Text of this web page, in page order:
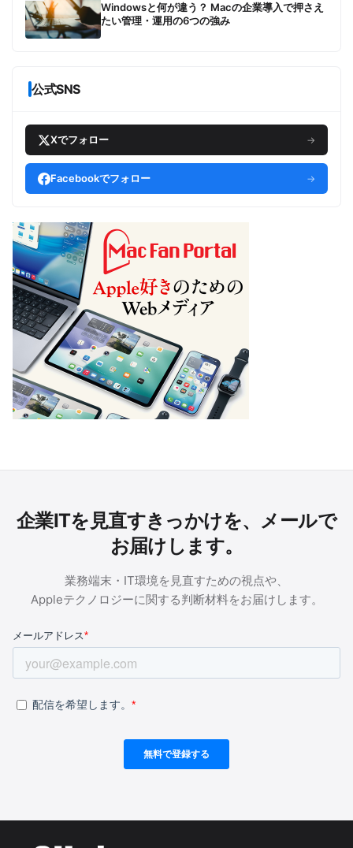
Windowsと何が違う？ Macの企業導入で押さえ
たい管理・運用の6つの強み
公式SNS
Xでフォロー →
Facebookでフォロー →
企業ITを見直すきっかけを、メールで
お届けします。
業務端末・IT環境を見直すための視点や、
Appleテクノロジーに関する判断材料をお届けします。